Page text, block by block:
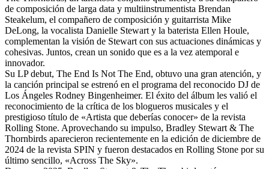
de composición de larga data y multiinstrumentista Brendan
Steakelum, el compañero de composición y guitarrista Mike
DeLong, la vocalista Danielle Stewart y la baterista Ellen Houle,
complementan la visión de Stewart con sus actuaciones dinámicas y
cohesivas. Juntos, crean un sonido que es a la vez atemporal e
innovador.
Su LP debut, The End Is Not The End, obtuvo una gran atención, y
la canción principal se estrenó en el programa del reconocido DJ de
Los Ángeles Rodney Bingenheimer. El éxito del álbum les valió el
reconocimiento de la crítica de los blogueros musicales y el
prestigioso título de «Artista que deberías conocer» de la revista
Rolling Stone. Aprovechando su impulso, Bradley Stewart & The
Thornbirds aparecieron recientemente en la edición de diciembre de
2024 de la revista SPIN y fueron destacados en Rolling Stone por su
último sencillo, «Across The Sky».